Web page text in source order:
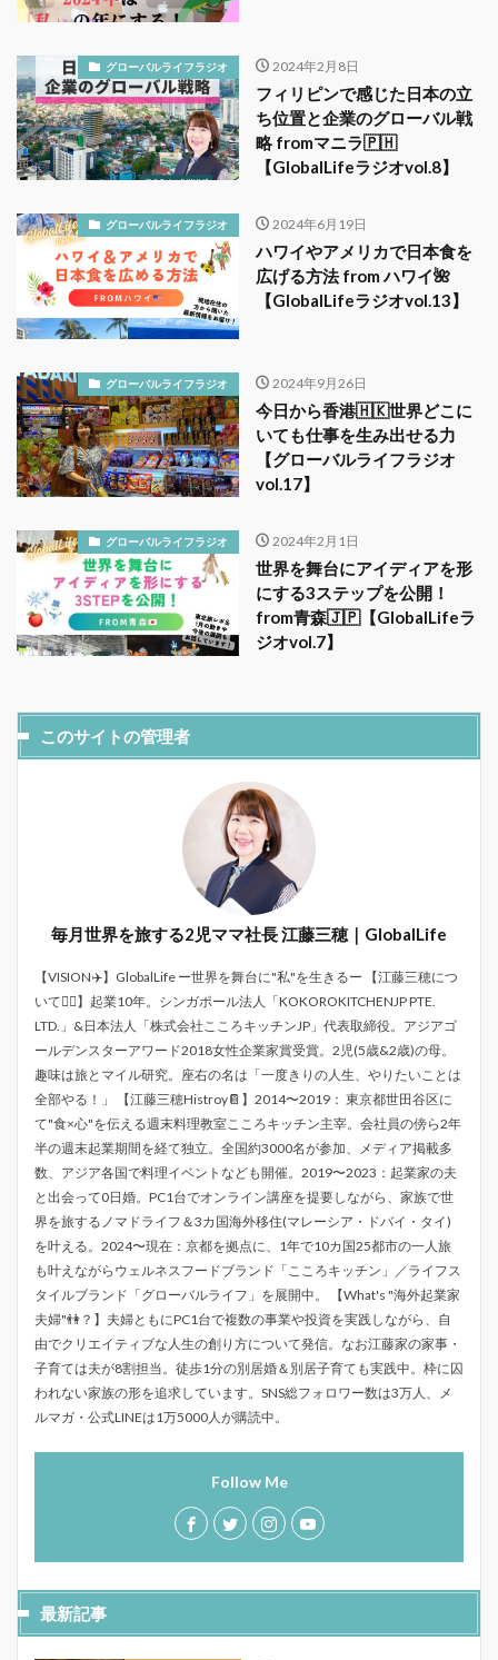
グローバルライフラジオ 2024年2月8日
フィリピンで感じた日本の立
ち位置と企業のグローバル戦
略 fromマニラ🇵🇭
【GlobalLifeラジオvol.8】
グローバルライフラジオ 2024年6月19日
ハワイやアメリカで日本食を
広げる方法 from ハワイ🌺
【GlobalLifeラジオvol.13】
グローバルライフラジオ 2024年9月26日
今日から香港🇭🇰世界どこに
いても仕事を生み出せる力
【グローバルライフラジオ
vol.17】
グローバルライフラジオ 2024年2月1日
世界を舞台にアイディアを形
にする3ステップを公開！
from青森🇯🇵【GlobalLifeラ
ジオvol.7】
このサイトの管理者
毎月世界を旅する2児ママ社長 江藤三穂｜GlobalLife
【VISION✈️】GlobalLife ー世界を舞台に"私"を生きるー 【江藤三穂につ
いて💁‍♀️】起業10年。シンガポール法人「KOKOROKITCHENJP PTE.
LTD.」&日本法人「株式会社こころキッチンJP」代表取締役。アジアゴ
ールデンスターアワード2018女性企業家賞受賞。2児(5歳&2歳)の母。
趣味は旅とマイル研究。座右の名は「一度きりの人生、やりたいことは
全部やる！」 【江藤三穂Histroy📔】2014〜2019： 東京都世田谷区に
て"食×心"を伝える週末料理教室こころキッチン主宰。会社員の傍ら2年
半の週末起業期間を経て独立。全国約3000名が参加、メディア掲載多
数、アジア各国で料理イベントなども開催。2019〜2023：起業家の夫
と出会って0日婚。PC1台でオンライン講座を提要しながら、家族で世
界を旅するノマドライフ＆3カ国海外移住(マレーシア・ドバイ・タイ)
を叶える。2024〜現在：京都を拠点に、1年で10カ国25都市の一人旅
も叶えながらウェルネスフードブランド「こころキッチン」／ライフス
タイルブランド「グローバルライフ」を展開中。 【What's "海外起業家
夫婦"👫？】夫婦ともにPC1台で複数の事業や投資を実践しながら、自
由でクリエイティブな人生の創り方について発信。なお江藤家の家事・
子育ては夫が8割担当。徒歩1分の別居婚＆別居子育ても実践中。枠に囚
われない家族の形を追求しています。SNS総フォロワー数は3万人、メ
ルマガ・公式LINEは1万5000人が購読中。
Follow Me
最新記事